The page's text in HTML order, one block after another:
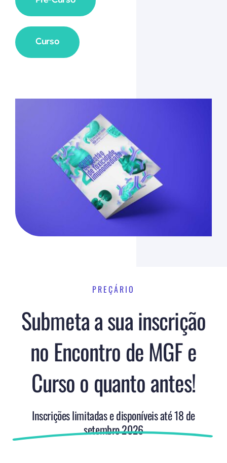
Curso
PREÇÁRIO
Submeta a sua inscrição
no Encontro de MGF e
Curso o quanto antes!
Inscrições limitadas e disponíveis até 18 de
setembro 2026